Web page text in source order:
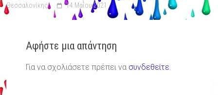
Θεσσαλονίκης
14 Μαΐου 2021
Αφήστε μια απάντηση
Για να σχολιάσετε πρέπει να συνδεθείτε.